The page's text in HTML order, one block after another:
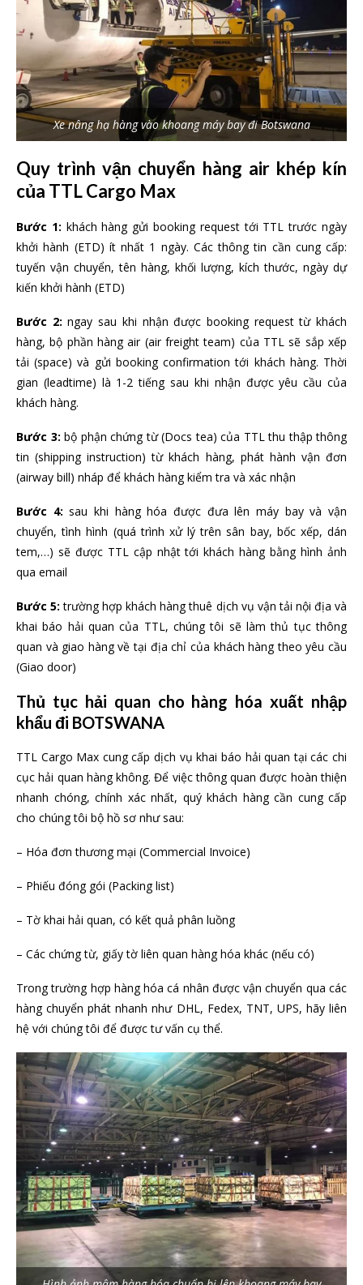
Xe nâng hạ hàng vào khoang máy bay đi Botswana
Quy trình vận chuyển hàng air khép kín
của TTL Cargo Max
Bước 1: khách hàng gửi booking request tới TTL trước ngày
khởi hành (ETD) ít nhất 1 ngày. Các thông tin cần cung cấp:
tuyến vận chuyển, tên hàng, khối lượng, kích thước, ngày dự
kiến khởi hành (ETD)
Bước 2: ngay sau khi nhận được booking request từ khách
hàng, bộ phần hàng air (air freight team) của TTL sẽ sắp xếp
tải (space) và gửi booking confirmation tới khách hàng. Thời
gian (leadtime) là 1-2 tiếng sau khi nhận được yêu cầu của
khách hàng.
Bước 3: bộ phận chứng từ (Docs tea) của TTL thu thập thông
tin (shipping instruction) từ khách hàng, phát hành vận đơn
(airway bill) nháp để khách hàng kiểm tra và xác nhận
Bước 4:sau khi hàng hóa được đưa lên máy bay và vận
chuyển, tình hình (quá trình xử lý trên sân bay, bốc xếp, dán
tem,…) sẽ được TTL cập nhật tới khách hàng bằng hình ảnh
qua email
Bước 5:trường hợp khách hàng thuê dịch vụ vận tải nội địa và
khai báo hải quan của TTL, chúng tôi sẽ làm thủ tục thông
quan và giao hàng về tại địa chỉ của khách hàng theo yêu cầu
(Giao door)
Thủ tục hải quan cho hàng hóa xuất nhập
khẩu đi BOTSWANA
TTL Cargo Max cung cấp dịch vụ khai báo hải quan tại các chi
cục hải quan hàng không. Để việc thông quan được hoàn thiện
nhanh chóng, chính xác nhất, quý khách hàng cần cung cấp
cho chúng tôi bộ hồ sơ như sau:
– Hóa đơn thương mại (Commercial Invoice)
– Phiếu đóng gói (Packing list)
– Tờ khai hải quan, có kết quả phân luồng
– Các chứng từ, giấy tờ liên quan hàng hóa khác (nếu có)
Trong trường hợp hàng hóa cá nhân được vận chuyển qua các
hàng chuyển phát nhanh như DHL, Fedex, TNT, UPS, hãy liên
hệ với chúng tôi để được tư vấn cụ thể.